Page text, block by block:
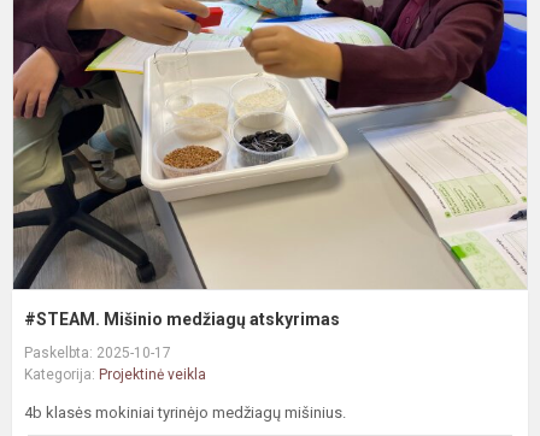
#STEAM. Mišinio medžiagų atskyrimas
Paskelbta: 2025-10-17
Kategorija: Projektinė veikla
4b klasės mokiniai tyrinėjo medžiagų mišinius.